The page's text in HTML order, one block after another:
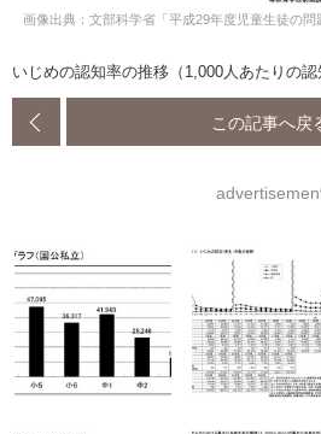
画像出典：文部科学省「平成29年度児童生徒の
いじめの認知率の推移（1,000人あたりの認
この記事へ戻